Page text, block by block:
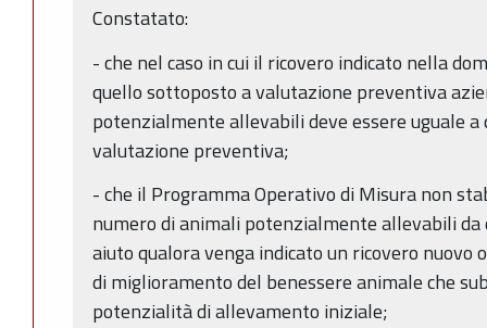
Constatato:
- che nel caso in cui il ricovero indicato nella
quello sottoposto a valutazione preventiva
potenzialmente allevabili deve essere uguale
valutazione preventiva;
- che il Programma Operativo di Misura non
numero di animali potenzialmente allevabili da
aiuto qualora venga indicato un ricovero nuovo
di miglioramento del benessere animale che
potenzialità di allevamento iniziale;